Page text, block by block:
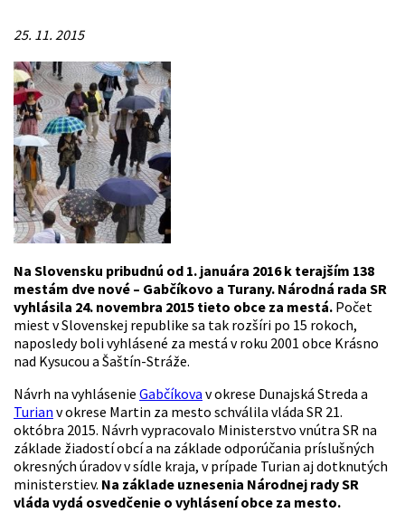
25. 11. 2015
Na Slovensku pribudnú od 1. januára 2016 k terajším 138
mestám dve nové – Gabčíkovo a Turany. Národná rada SR
vyhlásila 24. novembra 2015 tieto obce za mestá. Počet
miest v Slovenskej republike sa tak rozšíri po 15 rokoch,
naposledy boli vyhlásené za mestá v roku 2001 obce Krásno
nad Kysucou a Šaštín-Stráže.
Návrh na vyhlásenie Gabčíkova v okrese Dunajská Streda a
Turian v okrese Martin za mesto schválila vláda SR 21.
októbra 2015. Návrh vypracovalo Ministerstvo vnútra SR na
základe žiadostí obcí a na základe odporúčania príslušných
okresných úradov v sídle kraja, v prípade Turian aj dotknutých
ministerstiev. Na základe uznesenia Národnej rady SR
vláda vydá osvedčenie o vyhlásení obce za mesto.